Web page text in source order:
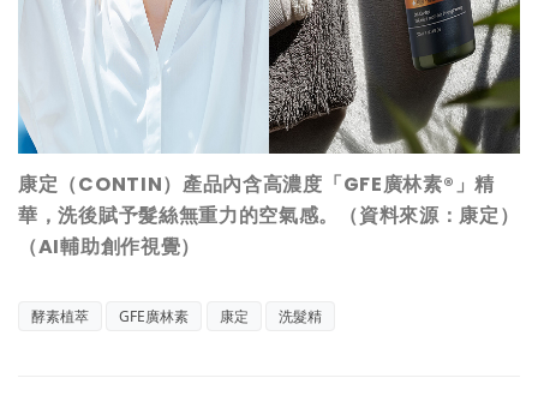
康定（CONTIN）產品內含高濃度「GFE廣林素®」精
華，洗後賦予髮絲無重力的空氣感。（資料來源：康定）
（AI輔助創作視覺）
酵素植萃 GFE廣林素 康定 洗髮精